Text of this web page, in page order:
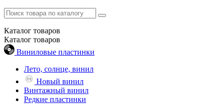
Каталог товаров
Каталог товаров
Виниловые пластинки
Лето, солнце, винил
Новый винил
Винтажный винил
Редкие пластинки